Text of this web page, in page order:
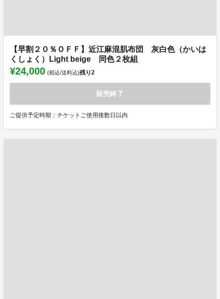
【早割２０％ＯＦＦ】近江麻混肌布団 灰白色（かいは
くしょく）Light beige 同色２枚組
¥24,000 (税込/送料込)残り2
販売終了
ご提供予定時期：チケットご使用後数日以内